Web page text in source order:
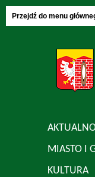
Przejdź do menu
MIASTO I
KULTURA